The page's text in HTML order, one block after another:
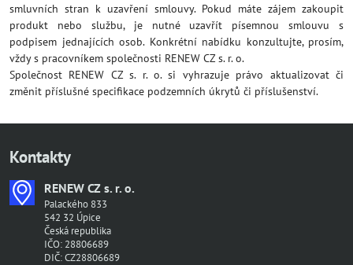
smluvních stran k uzavření smlouvy. Pokud máte zájem zakoupit
produkt nebo službu, je nutné uzavřít písemnou smlouvu s
podpisem jednajících osob. Konkrétní nabídku konzultujte, prosím,
vždy s pracovníkem společnosti RENEW CZ s. r. o.
Společnost RENEW CZ s. r. o. si vyhrazuje právo aktualizovat či
změnit příslušné specifikace podzemních úkrytů či příslušenství.
Kontakty
RENEW CZ s​. r​. o​.
Palackého 833
542 32 Úpice
Česká republika
IČO: 28806689
DIČ: CZ28806689